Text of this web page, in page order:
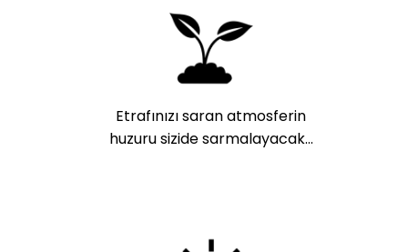
Etrafınızı saran atmosferin
huzuru sizide sarmalayacak…